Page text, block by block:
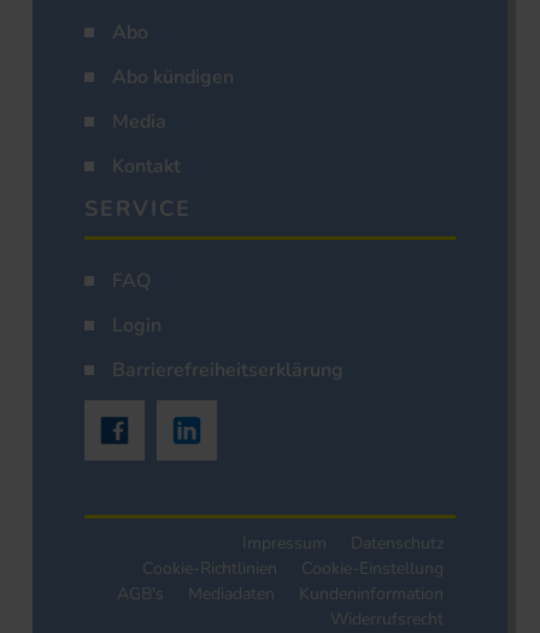
Abo
Abo kündigen
Media
Kontakt
SERVICE
FAQ
Login
Barrierefreiheitserklärung
Impressum
Datenschutz
Cookie-Richtlinien
Cookie-Einstellung
AGB's
Mediadaten
Kundeninformation
Widerrufsrecht